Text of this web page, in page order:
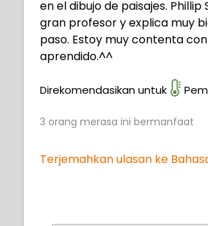
en el dibujo de paisajes. Phillip
gran profesor y explica muy
paso. Estoy muy contenta
aprendido.^^
Direkomendasikan untuk
3 orang merasa ini bermanfaat
Terjemahkan ulasan ke